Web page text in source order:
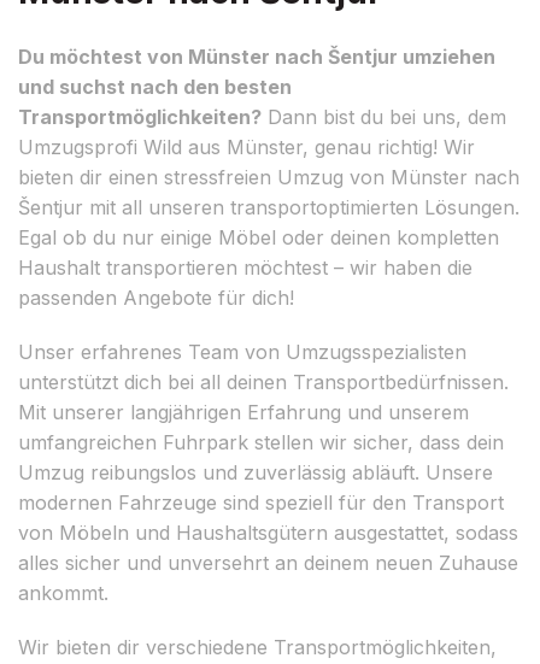
Du möchtest von Münster nach Šentjur umziehen
und suchst nach den besten
Transportmöglichkeiten? Dann bist du bei uns, dem
Umzugsprofi Wild aus Münster, genau richtig! Wir
bieten dir einen stressfreien Umzug von Münster nach
Šentjur mit all unseren transportoptimierten Lösungen.
Egal ob du nur einige Möbel oder deinen kompletten
Haushalt transportieren möchtest – wir haben die
passenden Angebote für dich!
Unser erfahrenes Team von Umzugsspezialisten
unterstützt dich bei all deinen Transportbedürfnissen.
Mit unserer langjährigen Erfahrung und unserem
umfangreichen Fuhrpark stellen wir sicher, dass dein
Umzug reibungslos und zuverlässig abläuft. Unsere
modernen Fahrzeuge sind speziell für den Transport
von Möbeln und Haushaltsgütern ausgestattet, sodass
alles sicher und unversehrt an deinem neuen Zuhause
ankommt.
Wir bieten dir verschiedene Transportmöglichkeiten,